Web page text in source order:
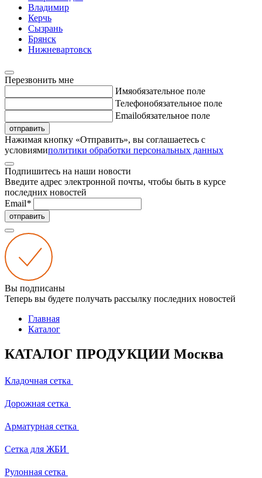
Владимир
Керчь
Сызрань
Брянск
Нижневартовск
Перезвонить мне
Имяобязательное поле
Телефонобязательное поле
Emailобязательное поле
отправить
Нажимая кнопку «Отправить», вы соглашаетесь с
условиямиполитики обработки персональных данных
Подпишитесь на наши новости
Введите адрес электронной почты, чтобы быть в курсе
последних новостей
Email*
отправить
Вы подписаны
Теперь вы будете получать рассылку последних новостей
Главная
Каталог
КАТАЛОГ ПРОДУКЦИИ Москва
Кладочная сетка
Дорожная сетка
Арматурная сетка
Сетка для ЖБИ
Рулонная сетка